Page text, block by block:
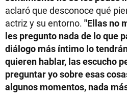
aclaró que desconoce qué
actriz y su entorno. "Ellas no
les pregunto nada de lo que
diálogo más íntimo lo
quieren hablar, las escucho
preguntar yo sobre esas
algunos momentos, nada